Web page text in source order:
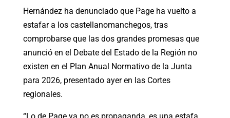
Hernández ha denunciado que Page ha vuelto a
estafar a los castellanomanchegos, tras
comprobarse que las dos grandes promesas que
anunció en el Debate del Estado de la Región no
existen en el Plan Anual Normativo de la Junta
para 2026, presentado ayer en las Cortes
regionales.